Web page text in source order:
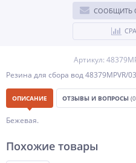
СООБЩИТЬ
Артикул:
Резина для сбора вод 48379MPVR/
ОПИСАНИЕ ОТЗЫВЫ И ВОПРОСЫ
Бежевая.
Похожие товары